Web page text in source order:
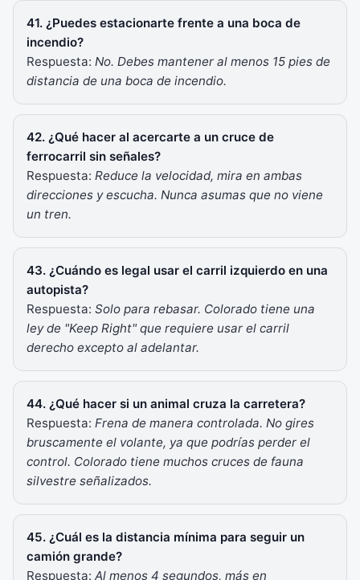
41. ¿Puedes estacionarte frente a una boca de
incendio?
Respuesta: No. Debes mantener al menos 15 pies de
distancia de una boca de incendio.
42. ¿Qué hacer al acercarte a un cruce de
ferrocarril sin señales?
Respuesta: Reduce la velocidad, mira en ambas
direcciones y escucha. Nunca asumas que no viene
un tren.
43. ¿Cuándo es legal usar el carril izquierdo en una
autopista?
Respuesta: Solo para rebasar. Colorado tiene una
ley de "Keep Right" que requiere usar el carril
derecho excepto al adelantar.
44. ¿Qué hacer si un animal cruza la carretera?
Respuesta: Frena de manera controlada. No gires
bruscamente el volante, ya que podrías perder el
control. Colorado tiene muchos cruces de fauna
silvestre señalizados.
45. ¿Cuál es la distancia mínima para seguir un
camión grande?
Respuesta: Al menos 4 segundos, más en